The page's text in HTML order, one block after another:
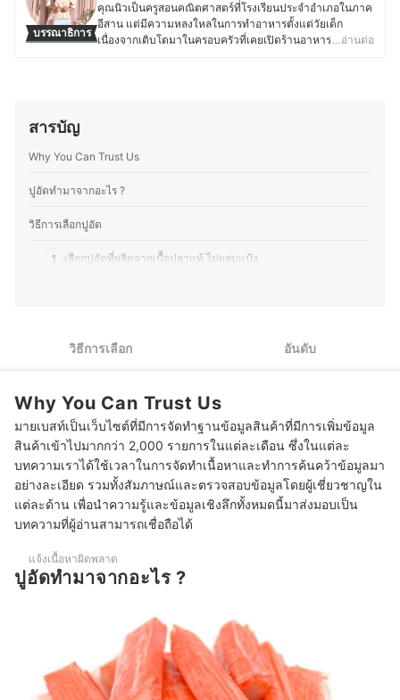
บรรณาธิการ
คุณนิวเป็นครูสอนคณิตศาสตร์ที่โรงเรียนประจำอำเภอในภาค
อีสาน แต่มีความหลงใหลในการทำอาหารตั้งแต่วัยเด็ก
เนื่องจากเติบโตมาในครอบครัวที่เคยเปิดร้านอาหาร ทำให้มี
ซึ่งนอกจากความอร่อยแล้ว ยังให้ความสำคัญกับการทำ
ให้ทุกคนสนุกกับการทำอาหารได้อย่างเต็มที่
…อ่านต่อ
สารบัญ
Why You Can Trust Us
ปูอัดทำมาจากอะไร ?
วิธีการเลือกปูอัด
1 เลือกปูอัดที่ผลิตจากเนื้อปลาแท้ ไม่ผสมแป้ง
4 เลือกปูอัดที่ผ่านกระบวนการผลิตที่มีคุณภาพ
5 เลือกปูอัดจากปริมาณการรับประทาน
10 ปูอัด ยี่ห้อไหนอร่อย รวมปูอัดเบนโตะ อลาสก้า
บทความที่เกี่ยวข้องกับปูอัด
วิธีการเลือก อันดับ
Why You Can Trust Us
มายเบสท์เป็นเว็บไซต์ที่มีการจัดทำฐานข้อมูลสินค้าที่มีการเพิ่มข้อมูล
สินค้าเข้าไปมากกว่า 2,000 รายการในแต่ละเดือน ซึ่งในแต่ละ
บทความเราได้ใช้เวลาในการจัดทำเนื้อหาและทำการค้นคว้าข้อมูลมา
อย่างละเอียด รวมทั้งสัมภาษณ์และตรวจสอบข้อมูลโดยผู้เชี่ยวชาญใน
แต่ละด้าน เพื่อนำความรู้และข้อมูลเชิงลึกทั้งหมดนี้มาส่งมอบเป็น
บทความที่ผู้อ่านสามารถเชื่อถือได้
แจ้งเนื้อหาผิดพลาด
ปูอัดทำมาจากอะไร ?